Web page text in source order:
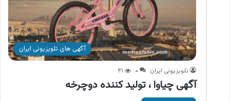
آگهی های تلویزیونی ایران
تلویزیونی ایران ۰ ۴۱
آگهی چیاوا ، تولید کننده دوچرخه